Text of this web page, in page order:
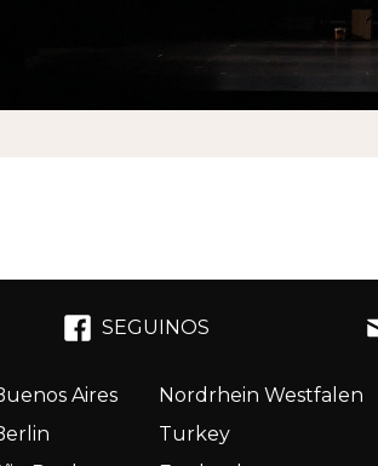
SEGUINOS
Aires
Nordrhein Westfalen
Turkey